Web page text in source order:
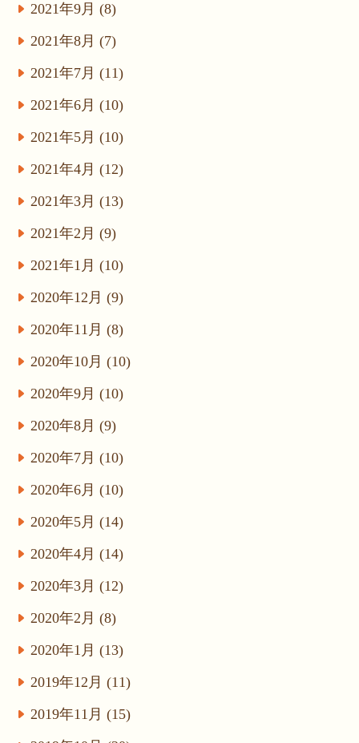
2021年9月 (8)
2021年8月 (7)
2021年7月 (11)
2021年6月 (10)
2021年5月 (10)
2021年4月 (12)
2021年3月 (13)
2021年2月 (9)
2021年1月 (10)
2020年12月 (9)
2020年11月 (8)
2020年10月 (10)
2020年9月 (10)
2020年8月 (9)
2020年7月 (10)
2020年6月 (10)
2020年5月 (14)
2020年4月 (14)
2020年3月 (12)
2020年2月 (8)
2020年1月 (13)
2019年12月 (11)
2019年11月 (15)